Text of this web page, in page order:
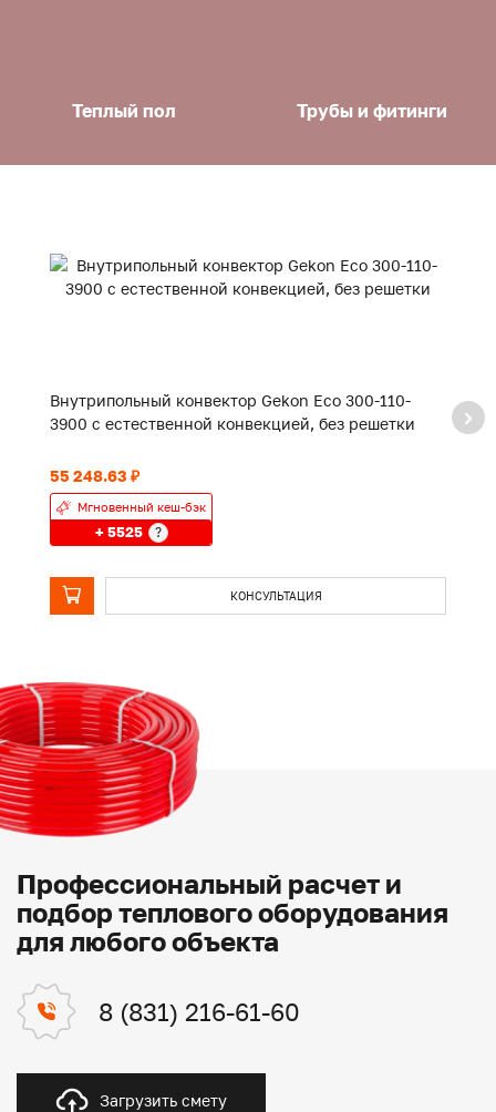
Теплый пол Трубы и фитинги
Внутрипольный конвектор Gekon Eco 300-110-
3900 с естественной конвекцией, без решетки
55 248.63 ₽
Мгновенный кеш-бэк
+ 5525 ?
КОНСУЛЬТАЦИЯ
Профессиональный расчет и
подбор теплового оборудования
для любого объекта
8 (831) 216-61-60
Загрузить смету